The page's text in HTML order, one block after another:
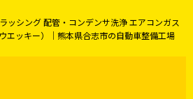
ッシング 配管・コンデンサ洗浄 エアコンガス
エッキー）│熊本県合志市の自動車整備工場